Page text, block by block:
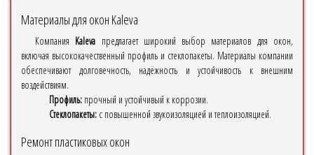
Материалы для окон Kaleva
Компания Kaleva предлагает широкий выбор материалов для окон,
включая высококачественный профиль и стеклопакеты. Материалы компании
обеспечивают долговечность, надёжность и устойчивость к внешним
воздействиям.
Профиль: прочный и устойчивый к коррозии.
Стеклопакеты: с повышенной звукоизоляцией и теплоизоляцией.
Ремонт пластиковых окон